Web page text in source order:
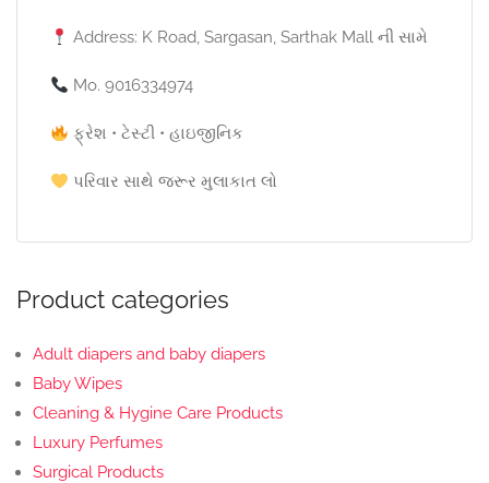
Address: K Road, Sargasan, Sarthak Mall ની સામે
Mo. 9016334974
ફ્રેશ • ટેસ્ટી • હાઇજીનિક
પરિવાર સાથે જરૂર મુલાકાત લો
Product categories
Adult diapers and baby diapers
Baby Wipes
Cleaning & Hygine Care Products
Luxury Perfumes
Surgical Products